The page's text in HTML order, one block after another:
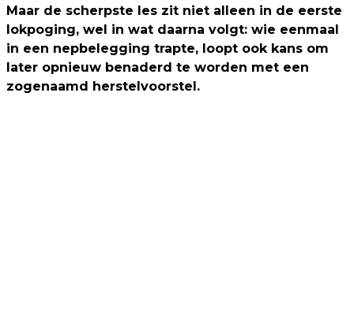
Maar de scherpste les zit niet alleen in de eerste
lokpoging, wel in wat daarna volgt: wie eenmaal
in een nepbelegging trapte, loopt ook kans om
later opnieuw benaderd te worden met een
zogenaamd herstelvoorstel.